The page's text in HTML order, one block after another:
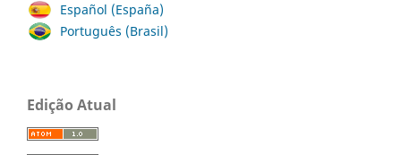
Español (España)
Português (Brasil)
Edição Atual